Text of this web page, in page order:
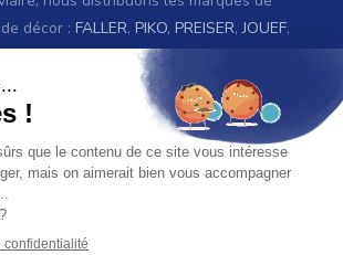
décor : FALLER, PIKO, PREISER,JOUEF,
,Fleischmann,KIBRI,LGB,PECO
revendeurs des maquettesHELLER
, ZVEZDA